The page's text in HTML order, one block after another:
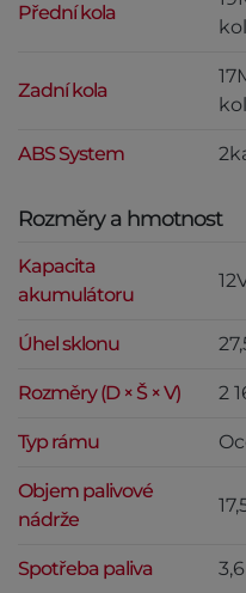
Přední kola
Zadní kola
ABS System
Rozměry a hmotnost
Kapacita
akumulátoru
Úhel sklonu
Rozměry (D × Š × V) 2
Typ rámu
Objem palivové
nádrže
Spotřeba paliva